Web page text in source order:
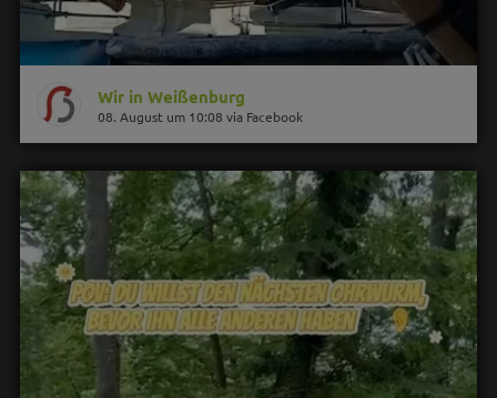
Wir in Weißenburg
08. August um 10:08 via Facebook